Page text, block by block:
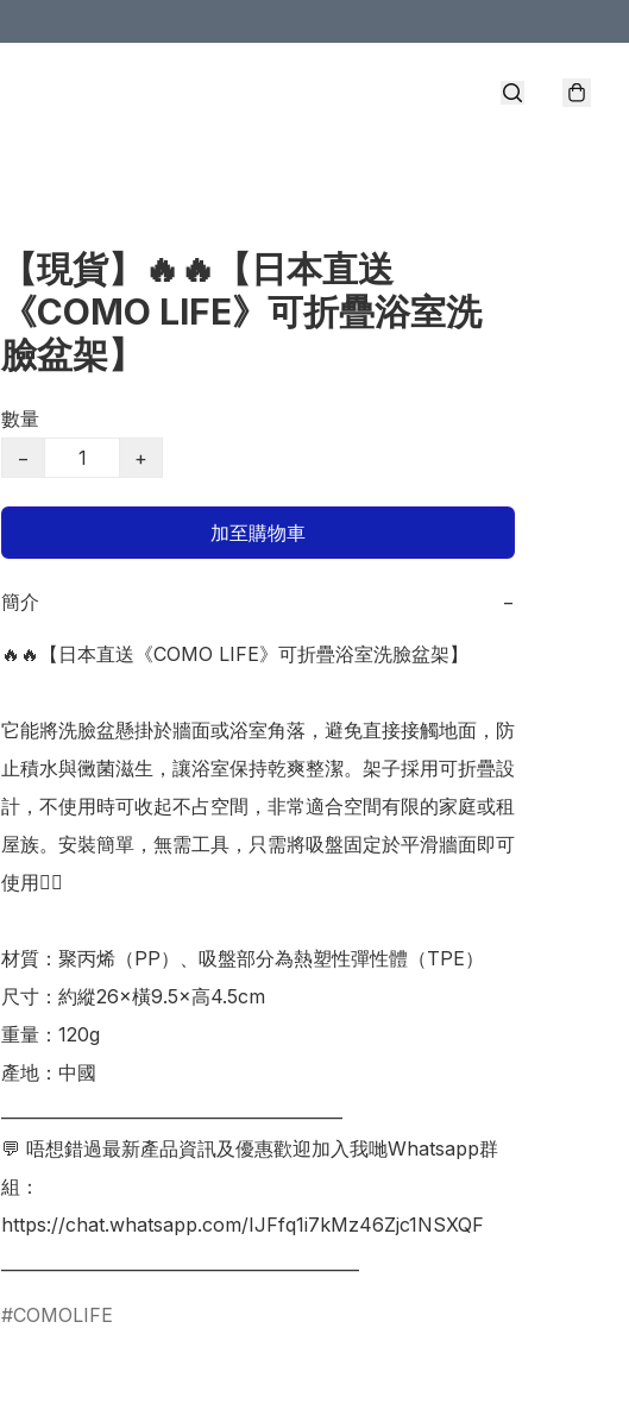
【現貨】🔥🔥【日本直送
《COMO LIFE》可折疊浴室洗
臉盆架】
數量
−
+
加至購物車
簡介 −
🔥🔥【日本直送《COMO LIFE》可折疊浴室洗臉盆架】
它能將洗臉盆懸掛於牆面或浴室角落，避免直接接觸地面，防
止積水與黴菌滋生，讓浴室保持乾爽整潔。架子採用可折疊設
計，不使用時可收起不占空間，非常適合空間有限的家庭或租
屋族。安裝簡單，無需工具，只需將吸盤固定於平滑牆面即可
使用👍🏻
材質：聚丙烯（PP）、吸盤部分為熱塑性彈性體（TPE）
尺寸：約縱26×橫9.5×高4.5cm
重量：120g
產地：中國
💬 唔想錯過最新產品資訊及優惠歡迎加入我哋Whatsapp群
組：
https://chat.whatsapp.com/IJFfq1i7kMz46Zjc1NSXQF
COMOLIFE